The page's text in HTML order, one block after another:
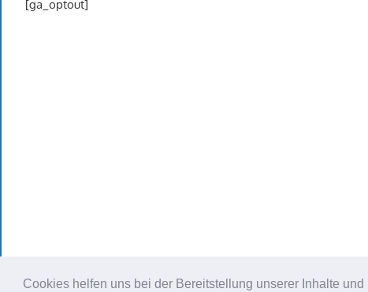
Cookies helfen uns bei der Bereitstellung unserer Inhalte
[ga_optout]